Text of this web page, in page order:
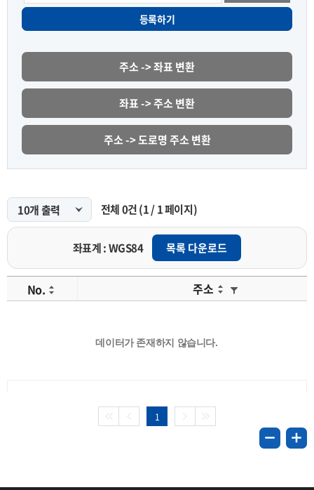
등록하기
주소 -> 좌표 변환
좌표 -> 주소 변환
주소 -> 도로명 주소 변환
전체0건(1/1페이지)
좌표계 : WGS84 목록 다운로드
No. 주소
데이터가 존재하지 않습니다.
1